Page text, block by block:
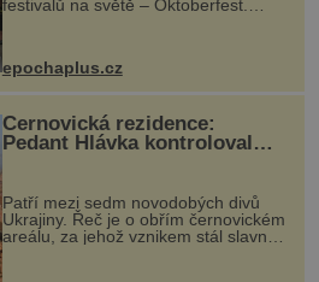
festivalů na světě – Oktoberfest.
návštěvníků, kteří si vychutnávají
kultur...
epochaplus.cz
Černovická rezidence:
Pedant Hlávka kontroloval
Patří mezi sedm novodobých divů
Ukrajiny. Řeč je o obřím černovickém
areálu, za jehož vznikem stál slavný
český architekt Josef Hlávka. Ten si
na něm dal mimořádně záležet. Jeho